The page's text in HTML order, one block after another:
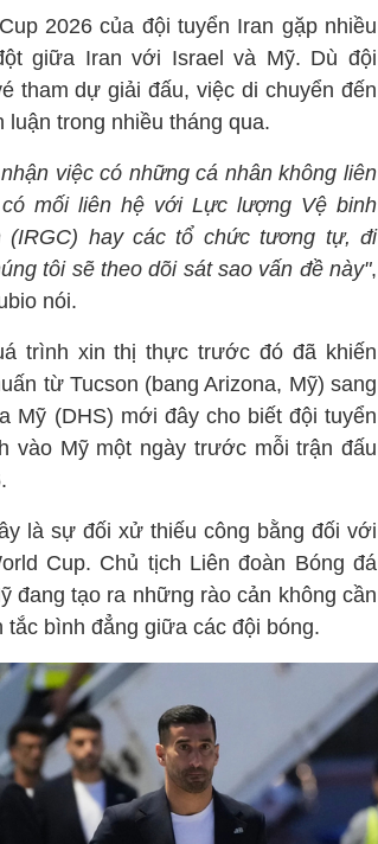
2026 của đội tuyển Iran gặp nhiều
giữa Iran với Israel và Mỹ. Dù đội
tham dự giải đấu, việc di chuyển đến
luận trong nhiều tháng qua.
việc có những cá nhân không liên
mối liên hệ với Lực lượng Vệ binh
(IRGC) hay các tổ chức tương tự, đi
tôi sẽ theo dõi sát sao vấn đề này",
nói.
trình xin thị thực trước đó đã khiến
từ Tucson (bang Arizona, Mỹ) sang
Mỹ (DHS) mới đây cho biết đội tuyển
vào Mỹ một ngày trước mỗi trận đấu
là sự đối xử thiếu công bằng đối với
Cup. Chủ tịch Liên đoàn Bóng đá
đang tạo ra những rào cản không cần
tắc bình đẳng giữa các đội bóng.